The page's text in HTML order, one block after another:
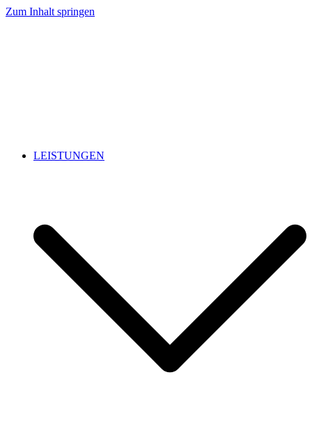
Zum Inhalt springen
LEISTUNGEN